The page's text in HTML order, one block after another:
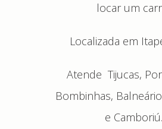
locar um
Localizada em
Atende Tijucas,
Bombinhas,
e Camboriú.